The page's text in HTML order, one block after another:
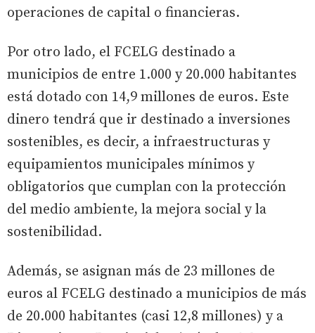
operaciones de capital o financieras.
Por otro lado, el FCELG destinado a
municipios de entre 1.000 y 20.000 habitantes
está dotado con 14,9 millones de euros. Este
dinero tendrá que ir destinado a inversiones
sostenibles, es decir, a infraestructuras y
equipamientos municipales mínimos y
obligatorios que cumplan con la protección
del medio ambiente, la mejora social y la
sostenibilidad.
Además, se asignan más de 23 millones de
euros al FCELG destinado a municipios de más
de 20.000 habitantes (casi 12,8 millones) y a